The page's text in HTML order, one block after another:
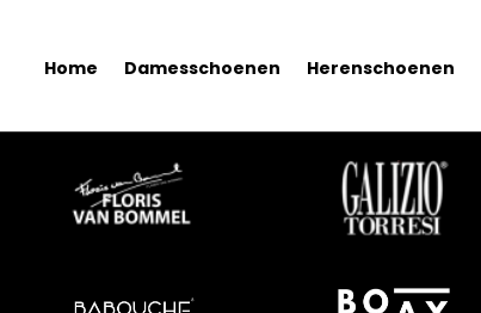
Home Damesschoenen Herenschoenen